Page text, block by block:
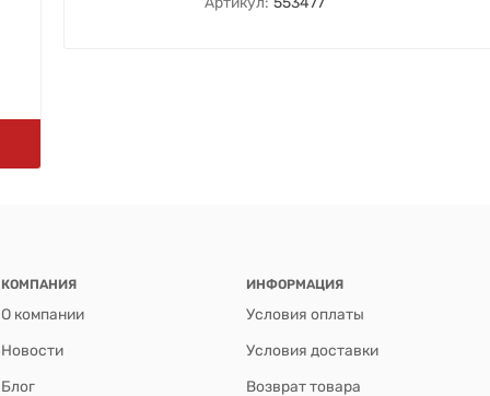
КОМПАНИЯ
О компании
Новости
Блог
ИНФОРМАЦИЯ
Условия оплаты
Условия доставки
Возврат товара